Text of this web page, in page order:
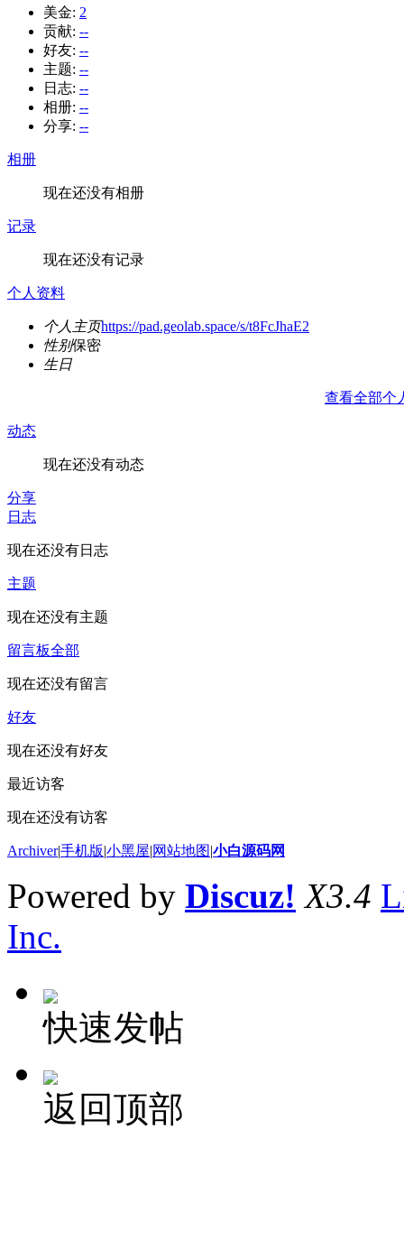
美金: 2
贡献: --
好友: --
主题: --
日志: --
相册: --
分享: --
相册
现在还没有相册
记录
现在还没有记录
个人资料
个人主页https://pad.geolab.space/s/t8FcJhaE2
性别保密
生日
查看全部个
动态
现在还没有动态
分享
日志
现在还没有日志
主题
现在还没有主题
留言板全部
现在还没有留言
好友
现在还没有好友
最近访客
现在还没有访客
Archiver|手机版|小黑屋|网站地图|小白源码网
Powered by Discuz! X3.4
Inc.
快速发帖
返回顶部